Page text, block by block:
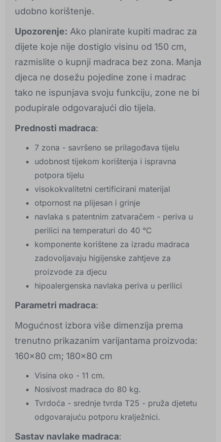
udobno korištenje.
Upozorenje: Ako planirate kupiti madrac za
dijete koje nije dostiglo visinu od 150 cm,
razmislite o kupnji madraca bez zona. Manja
djeca ne dosežu pojedine zone i madrac
tako ne ispunjava svoju funkciju, zone ne bi
podupirale odgovarajući dio tijela.
Prednosti madraca:
7 zona - savršeno se prilagođava tijelu
udobnost tijekom korištenja i ispravna
potpora tijelu
visokokvalitetni certificirani materijal
otpornost na plijesan i grinje
navlaka s patentnim zatvaračem - periva u
perilici na temperaturi do 40 °C
komponente korištene za izradu madraca
zadovoljavaju higijenske zahtjeve za
proizvode za djecu
hipoalergenska navlaka periva u perilici
Parametri madraca:
Mogućnost izbora više dimenzija prema
trenutno prikazanim varijantama proizvoda:
160x80 cm; 180x80 cm
Visina oko - 11 cm.
Nosivost madraca do 80 kg.
Tvrdoća - srednje tvrda T25 - pruža djetetu
odgovarajuću potporu kralježnici.
Sastav navlake madraca: